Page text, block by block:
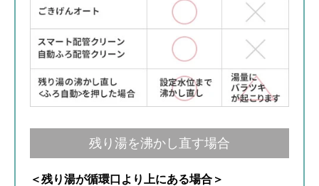
残り湯を沸かし直す場合
＜残り湯が循環口より上にある場合＞